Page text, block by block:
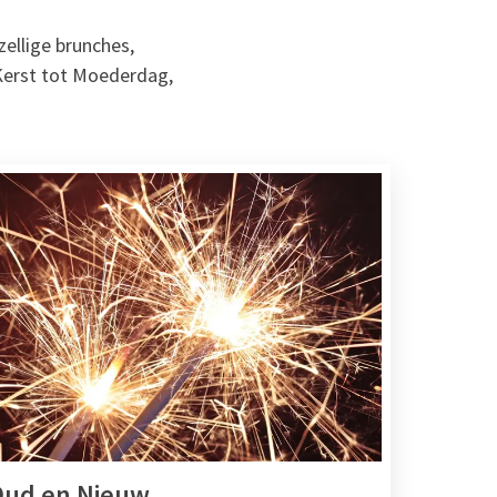
brunches,
tot Moederdag,